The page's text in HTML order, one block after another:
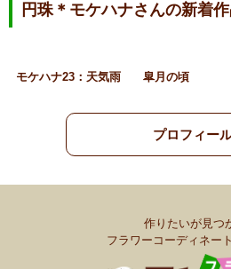
円珠＊モケハナさんの新着
モケハナ23：天気雨 皐月の頃
プロフィー
作りたいが見つ
フラワーコーディネー